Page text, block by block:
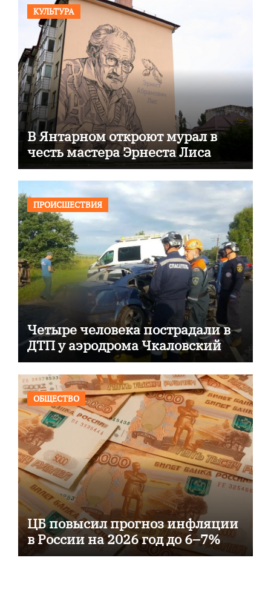
КУЛЬТУРА
В Янтарном откроют мурал в
честь мастера Эрнеста Лиса
ПРОИСШЕСТВИЯ
Четыре человека пострадали в
ДТП у аэродрома Чкаловский
ОБЩЕСТВО
ЦБ повысил прогноз инфляции
в России на 2026 год до 6–7%